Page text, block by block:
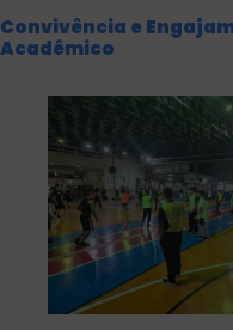
Convivência e
Acadêmico